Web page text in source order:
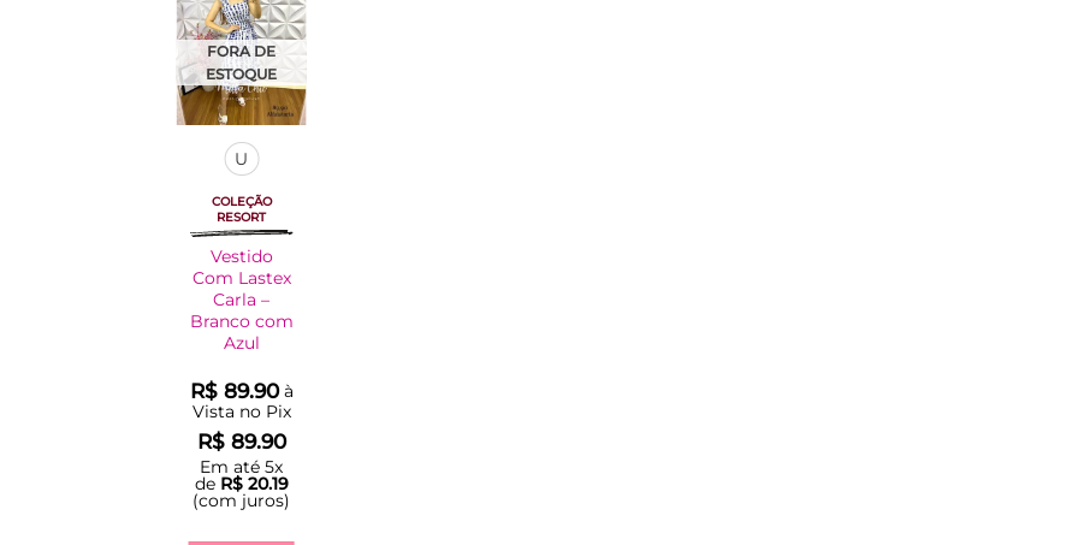
Adicionar
à Lista
FORA DE
ESTOQUE
U
COLEÇÃO
RESORT
Vestido
Com Lastex
Carla –
Branco com
Azul
R$89.90 à
Vista no Pix
R$89.90
Em até5x
de R$20.19
(com juros)